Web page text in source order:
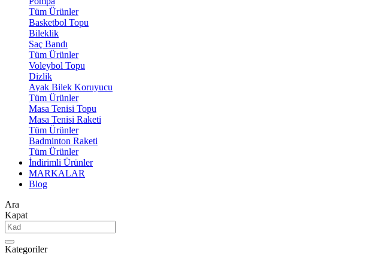
Tüm Ürünler
Basketbol Topu
Bileklik
Saç Bandı
Tüm Ürünler
Voleybol Topu
Dizlik
Ayak Bilek Koruyucu
Tüm Ürünler
Masa Tenisi Topu
Masa Tenisi Raketi
Tüm Ürünler
Badminton Raketi
Tüm Ürünler
İndirimli Ürünler
MARKALAR
Blog
Ara
Kapat
Kategoriler